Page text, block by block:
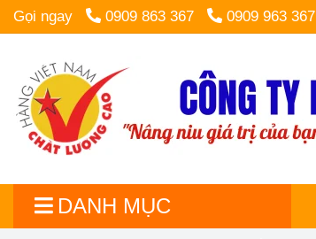
Gọi ngay 0909 863 367 0909 963 367
DANH MỤC